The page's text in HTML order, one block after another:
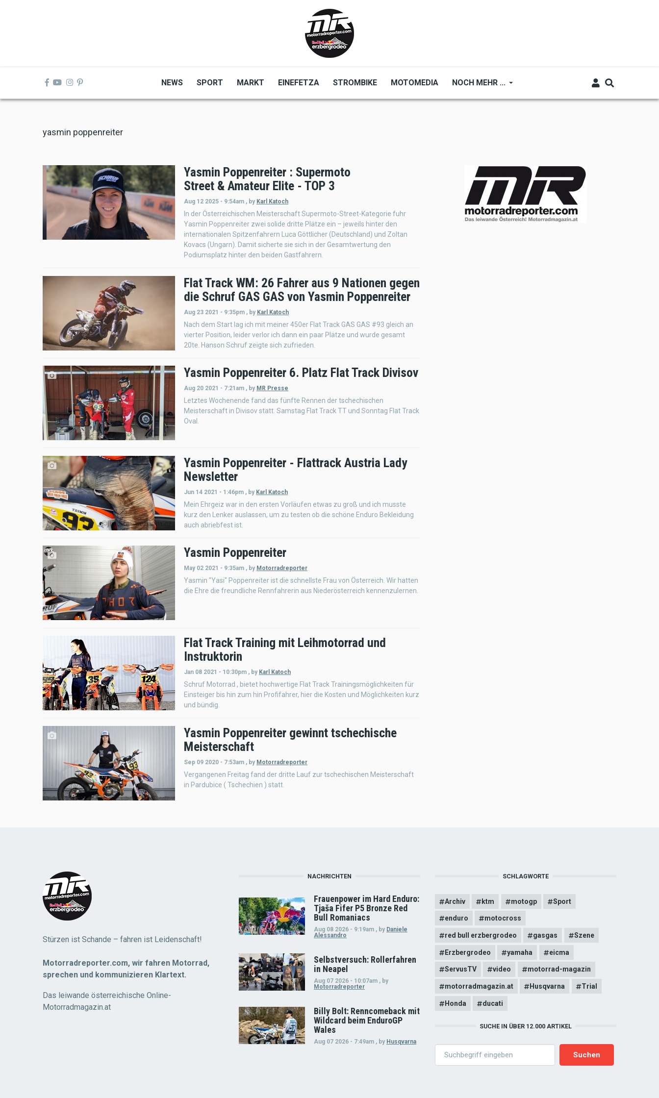
NEWS SPORT MARKT EINEFETZA STROMBIKE MOTOMEDIA NOCH MEHR ...
yasmin poppenreiter
Yasmin Poppenreiter : Supermoto
Street & Amateur Elite - TOP 3
Aug 12 2025 - 9:54am , by Karl Katoch
In der Österreichischen Meisterschaft Supermoto-Street-Kategorie fuhr
Yasmin Poppenreiter zwei solide dritte Plätze ein – jeweils hinter den
internationalen Spitzenfahrern Luca Göttlicher (Deutschland) und Zoltan
Kovacs (Ungarn). Damit sicherte sie sich in der Gesamtwertung den
Podiumsplatz hinter den beiden Gastfahrern.
Flat Track WM: 26 Fahrer aus 9 Nationen gegen
die Schruf GAS GAS von Yasmin Poppenreiter
Aug 23 2021 - 9:35pm , by Karl Katoch
Nach dem Start lag ich mit meiner 450er Flat Track GAS GAS #93 gleich an
vierter Position, leider verlor ich dann ein paar Plätze und wurde gesamt
20te. Hanson Schruf zeigte sich zufrieden.
Yasmin Poppenreiter 6. Platz Flat Track Divisov
Aug 20 2021 - 7:21am , by MR Presse
Letztes Wochenende fand das fünfte Rennen der tschechischen
Meisterschaft in Divisov statt. Samstag Flat Track TT und Sonntag Flat Track
Oval.
Yasmin Poppenreiter - Flattrack Austria Lady
Newsletter
Jun 14 2021 - 1:46pm , by Karl Katoch
Mein Ehrgeiz war in den ersten Vorläufen etwas zu groß und ich musste
kurz den Lenker auslassen, um zu testen ob die schöne Enduro Bekleidung
auch abriebfest ist.
Yasmin Poppenreiter
May 02 2021 - 9:35am , by Motorradreporter
Yasmin "Yasi" Poppenreiter ist die schnellste Frau von Österreich. Wir hatten
die Ehre die freundliche Rennfahrerin aus Niederösterreich kennenzulernen.
Flat Track Training mit Leihmotorrad und
Instruktorin
Jan 08 2021 - 10:30pm , by Karl Katoch
Schruf Motorrad , bietet hochwertige Flat Track Trainingsmöglichkeiten für
Einsteiger bis hin zum hin Profifahrer, hier die Kosten und Möglichkeiten kurz
und bündig.
Yasmin Poppenreiter gewinnt tschechische
Meisterschaft
Sep 09 2020 - 7:53am , by Motorradreporter
Vergangenen Freitag fand der dritte Lauf zur tschechischen Meisterschaft
in Pardubice ( Tschechien ) statt.
Stürzen ist Schande – fahren ist Leidenschaft!
Motorradreporter.com, wir fahren Motorrad,
sprechen und kommunizieren Klartext.
Das leiwande österreichische Online-
Motorradmagazin.at
NACHRICHTEN
Frauenpower im Hard Enduro:
Tjaša Fifer P5 Bronze Red
Bull Romaniacs
Aug 08 2026 - 9:19am , by Daniele
Alessandro
Selbstversuch: Rollerfahren
in Neapel
Aug 07 2026 - 10:07am , by
Motorradreporter
Billy Bolt: Renncomeback mit
Wildcard beim EnduroGP
Wales
Aug 07 2026 - 7:49am , by Husqvarna
SCHLAGWORTE
Archiv ktm motogp Sport
enduro motocross
red bull erzbergrodeo gasgas Szene
Erzbergrodeo yamaha eicma
ServusTV video motorrad-magazin
motorradmagazin.at Husqvarna Trial
Honda ducati
SUCHE IN ÜBER 12.000 ARTIKEL